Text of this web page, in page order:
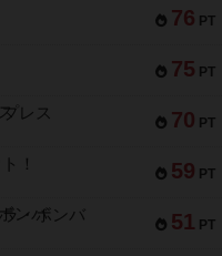
76 PT
75 PT
70 PT
レス
59 PT
！
51 PT
・ボンバ